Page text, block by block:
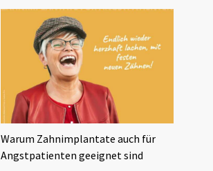
Warum Zahnimplantate auch für
Angstpatienten geeignet sind